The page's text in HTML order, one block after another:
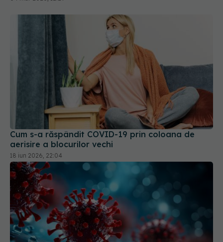
Cum s-a răspândit COVID-19 prin coloana de
aerisire a blocurilor vechi
18 iun 2026, 22:04